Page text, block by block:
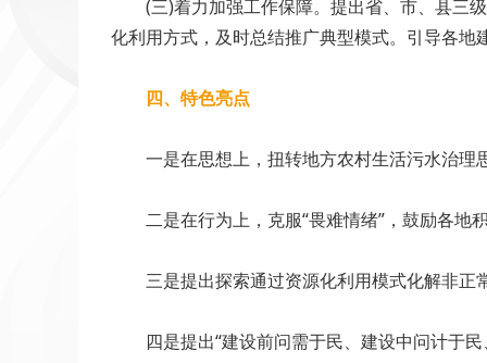
(三)着力加强工作保障。提出省、市、县三级
化利用方式，及时总结推广典型模式。引导各
四、特色亮点
一是在思想上，扭转地方农村生活污水治理
二是在行为上，克服“畏难情绪”，鼓励各地
三是提出探索通过资源化利用模式化解非正
四是提出“建设前问需于民、建设中问计于民